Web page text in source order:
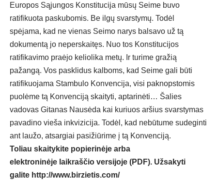
Europos Sąjungos Konstitucija mūsų Seime buvo
ratifikuota paskubomis. Be ilgų svarstymų. Todėl
spėjama, kad ne vienas Seimo narys balsavo už tą
dokumentą jo neperskaitęs. Nuo tos Konstitucijos
ratifikavimo praėjo keliolika metų. Ir turime gražią
pažangą. Vos pasklidus kalboms, kad Seime gali būti
ratifikuojama Stambulo Konvencija, visi paknopstomis
puolėme tą Konvenciją skaityti, aptarinėti… Šalies
vadovas Gitanas Nausėda kai kuriuos aršius svarstymas
pavadino vieša inkvizicija. Todėl, kad nebūtume sudeginti
ant laužo, atsargiai pasižiūrime į tą Konvenciją.
Toliau skaitykite popierinėje arba
elektroninėje laikraščio versijoje (PDF). Užsakyti
galite http://www.birzietis.com/